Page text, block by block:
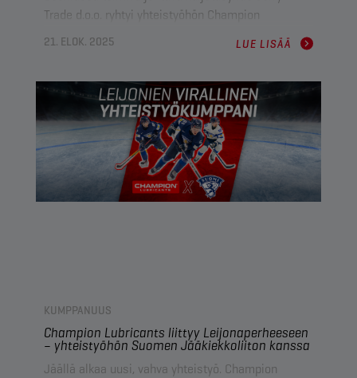
Trade d.o.o. ryhtyi yhteistyöhön Champion
Lubricantsin ja jakelijan Lager d.o.o. -yhtiön kanssa
kalustonsa huoltostrategian uudistamiseksi.
voiteluaineisiin Jerry Tradesaavutti20%
pidemmät öljynvaihtovälit,ratkaisi
öljynkulutukseen liittyvät haasteet
japaransi
moottorin suojaustauseita merkkejä kattavassa
kalustossaan.
21. ELOK. 2025 LUE LISÄÄ
KUMPPANUUS
Champion Lubricants liittyy Leijonaperheeseen
– yhteistyöhön Suomen Jääkiekkoliiton kanssa
Jäällä alkaa uusi, vahva yhteistyö. Champion